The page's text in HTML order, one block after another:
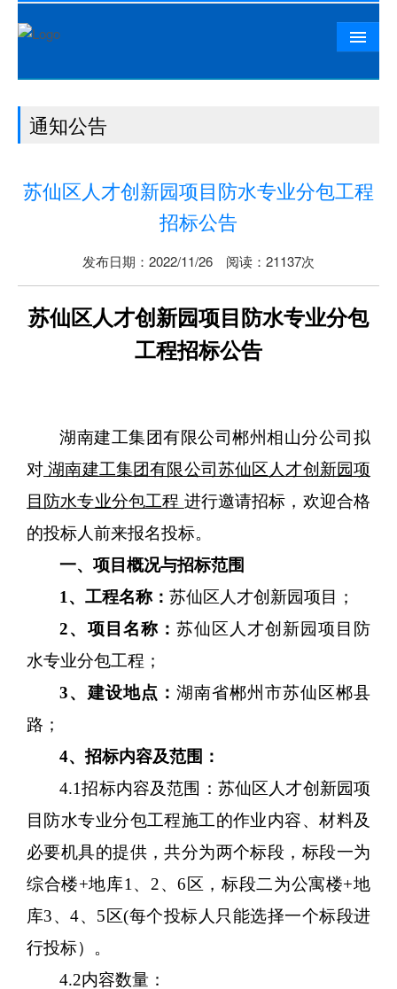
公司概况
党群工作
通知公告
苏仙区人才创新园项目防水专业分包工程
招标公告
发布日期：2022/11/26 阅读：21137次
苏仙区人才创新园项目防水专业分包
工程招标公告
湖南建工集团有限公司郴州相山分公司 拟
对 湖南建工集团有限公司苏仙区人才创新园项
目防水专业分包工程 进行邀请招标，欢迎合格
的投标人前来报名投标。
一、项目概况与招标范围
1、工程名称：苏仙区人才创新园项目
；
2、项目名称： 苏仙区人才创新园项目防
水专业分包工程；
3、建设地点： 湖南省郴州市苏仙区郴县
路；
4、招标内容及范围：
4.1招标内容及范围： 苏仙区人才创新园项
目防水专业分包工程施工的作业内容、材料及
必要机具的提供，共分为两个标段，标段一为
综合楼+地库1、2、6区，标段二为公寓楼+地
库3、4、5区(每个投标人只能选择一个标段进
行投标）。
4.2内容数量 ：